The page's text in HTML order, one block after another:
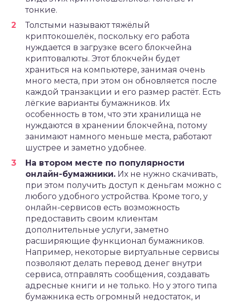
тонкие.
Толстыми называют тяжёлый
криптокошелёк, поскольку его работа
нуждается в загрузке всего блокчейна
криптовалюты. Этот блокчейн будет
храниться на компьютере, занимая очень
много места, при этом он обновляется после
каждой транзакции и его размер растёт. Есть
лёгкие варианты бумажников. Их
особенность в том, что эти хранилища не
нуждаются в хранении блокчейна, потому
занимают намного меньше места, работают
шустрее и заметно удобнее.
На втором месте по популярности
онлайн-бумажники. Их не нужно скачивать,
при этом получить доступ к деньгам можно с
любого удобного устройства. Кроме того, у
онлайн-сервисов есть возможность
предоставить своим клиентам
дополнительные услуги, заметно
расширяющие функционал бумажников.
Например, некоторые виртуальные сервисы
позволяют делать перевод денег внутри
сервиса, отправлять сообщения, создавать
адресные книги и не только. Но у этого типа
бумажника есть огромный недостаток, и